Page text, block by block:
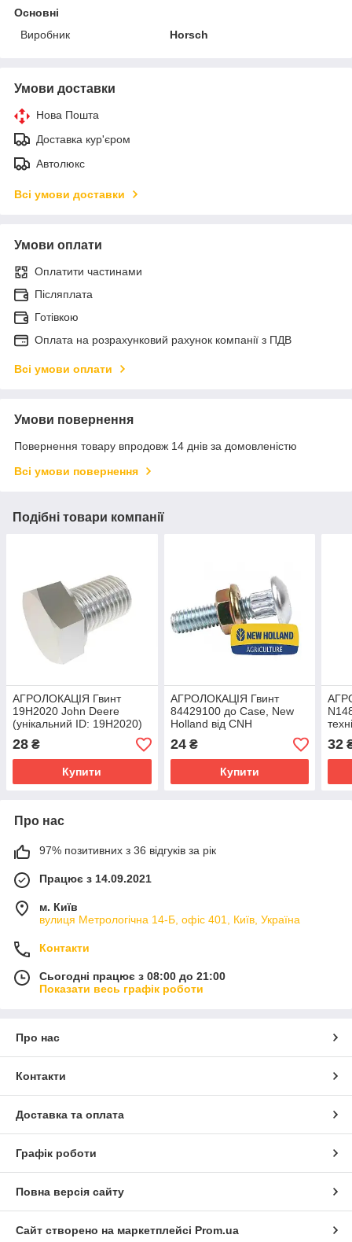
Основні
Виробник
Horsch
Умови доставки
Нова Пошта
Доставка кур'єром
Автолюкс
Всі умови доставки
Умови оплати
Оплатити частинами
Післяплата
Готівкою
Оплата на розрахунковий рахунок компанії з ПДВ
Всі умови оплати
Умови повернення
Повернення товару впродовж 14 днів за домовленістю
Всі умови повернення
Подібні товари компанії
АГРОЛОКАЦІЯ Гвинт
19H2020 John Deere
(унікальний ID: 19H2020)
28 ₴
Купити
АГРОЛОКАЦІЯ Гвинт
84429100 до Case, New
Holland від CNH
(унікальний ID: 84429100)
24₴
Купити
32
Про нас
97% позитивних з 36 відгуків за рік
Працює з 14.09.2021
м. Київ
вулиця Метрологічна 14-Б, офіс 401, Київ, Україна
Контакти
Сьогодні працює з 08:00 до 21:00
Показати весь графік роботи
Про нас
Контакти
Доставка та оплата
Графік роботи
Повна версія сайту
Сайт створено на маркетплейсі Prom.ua